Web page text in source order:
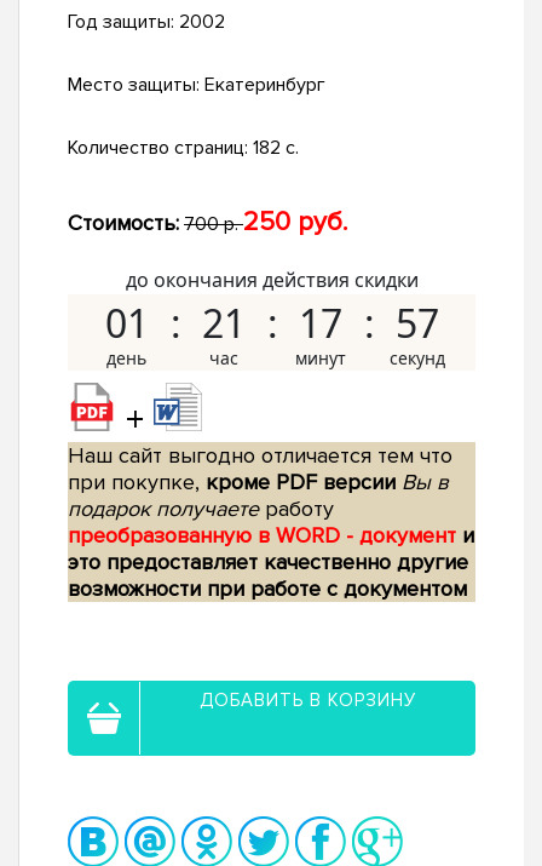
Год защиты: 2002
Место защиты: Екатеринбург
Количество страниц: 182 с.
Стоимость: 700 р.250 руб.
до окончания действия скидки
01 21 17 56
+
Наш сайт выгодно отличается тем что
при покупке, кроме PDF версии Вы в
подарок получаетеработу
преобразованную в WORD - документ и
это предоставляет качественно другие
возможности при работе с документом
ДОБАВИТЬ В КОРЗИНУ